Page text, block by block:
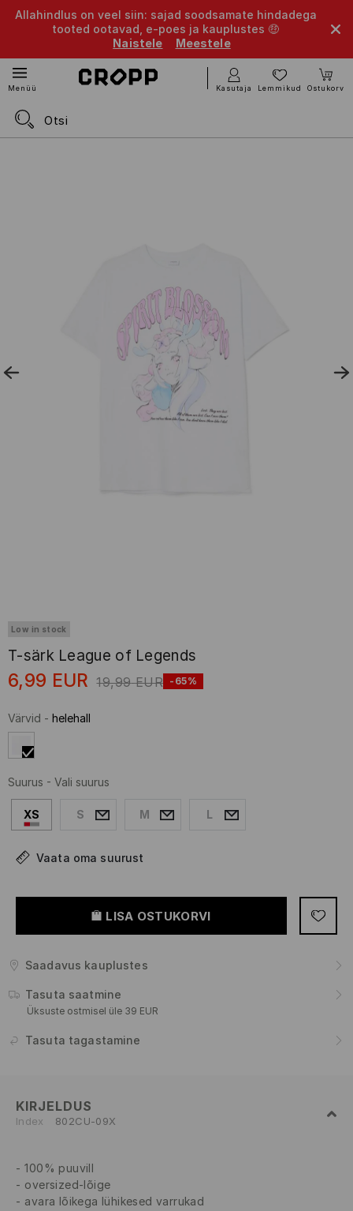
Allahindlus on veel siin: sajad soodsamate hindadega
tooted ootavad, e-poes ja kauplustes 🤑
Naistele
Meestele
Menüü Kasutaja Lemmikud Ostukorv
Low in stock
T-särk League of Legends
6,99 EUR 19,99 EUR -65%
Värvid - helehall
Suurus - Vali suurus
XS S M L
Vaata oma suurust
LISA OSTUKORVI
Saadavus kauplustes
Tasuta saatmine
Üksuste ostmisel üle 39 EUR
Tasuta tagastamine
KIRJELDUS
Index 802CU-09X
100% puuvill
oversized-lõige
avara lõikega lühikesed varrukad